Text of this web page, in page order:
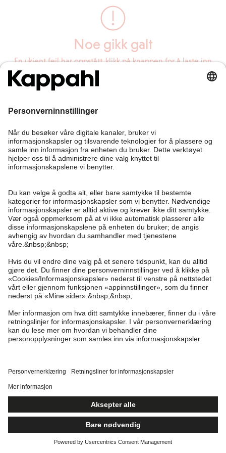
Noe gikk galt
En ukjent feil har oppstått, klikk på knappen for å laste inn
siden på nytt.